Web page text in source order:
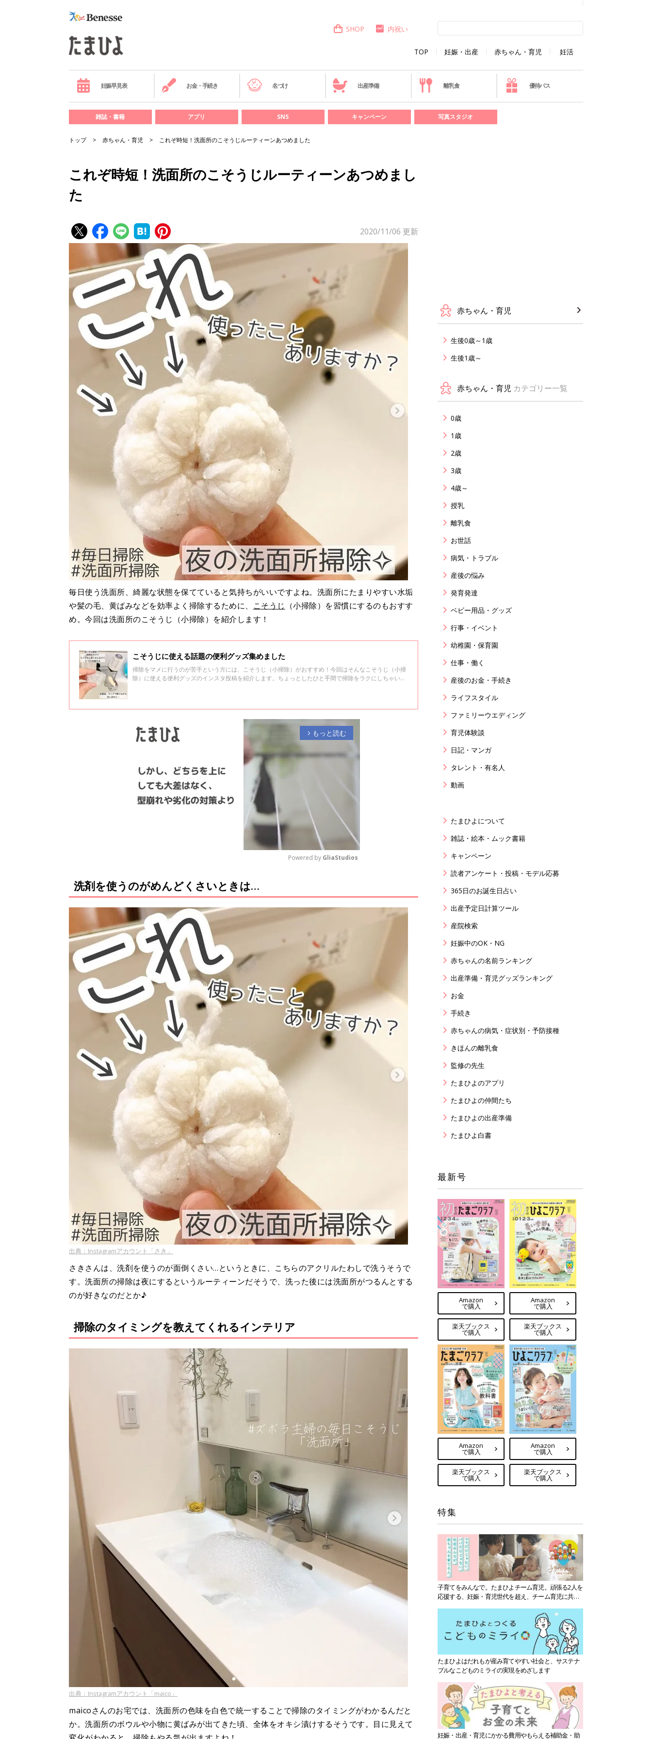
TOP 妊娠・出産 赤ちゃん・育児 妊活
SHOP 内祝い
妊娠早見表 お金・手続き 名づけ 出産準備 離乳食 優待パス
雑誌・書籍 アプリ SNS キャンペーン 写真スタジオ
トップ 赤ちゃん・育児 これぞ時短！洗面所のこそうじルーティーンあつめました
これぞ時短！洗面所のこそうじルーティーンあつめまし
た
2020/11/06 更新
毎日使う洗面所、綺麗な状態を保てていると気持ちがいいですよね。洗面所にたまりやすい水垢
や髪の毛、黄ばみなどを効率よく掃除するために、
こそうじ （小掃除）を習慣にするのもおすす
め。今回は洗面所のこそうじ（小掃除）を紹介します！
こそうじに使える話題の便利グッズ集めました
掃除をマメに行うのが苦手という方には、こそうじ（小掃除）がおすすめ！今回はそんなこそうじ（小掃
除）に使える便利グッズのインスタ投稿を紹介します。ちょっとしたひと手間で掃除をラクにしちゃいま
arrow_forward_ios もっと読む
u
t
Powered by GliaStudios
洗剤を使うのがめんどくさいときは…
出典：Instagramアカウント「さき」
さきさんは、洗剤を使うのが面倒くさい…というときに、こちらのアクリルたわしで洗うそうで
す。洗面所の掃除は夜にするというルーティーンだそうで、洗った後には洗面所がつるんとする
のが好きなのだとか♪
掃除のタイミングを教えてくれるインテリア
出典：Instagramアカウント「maico」
maicoさんのお宅では、洗面所の色味を白色で統一することで掃除のタイミングがわかるんだと
か。洗面所のボウルや小物に黄ばみが出てきた頃、全体をオキシ漬けするそうです。目に見えて
赤ちゃん・育児
生後0歳～1歳
生後1歳～
赤ちゃん・育児 カテゴリー一覧
0歳
1歳
2歳
3歳
4歳～
授乳
離乳食
お世話
病気・トラブル
産後の悩み
発育発達
ベビー用品・グッズ
行事・イベント
幼稚園・保育園
仕事・働く
産後のお金・手続き
ライフスタイル
ファミリーウエディング
育児体験談
日記・マンガ
タレント・有名人
動画
たまひよについて
雑誌・絵本・ムック書籍
キャンペーン
読者アンケート・投稿・モデル応募
365日のお誕生日占い
出産予定日計算ツール
産院検索
妊娠中のOK・NG
赤ちゃんの名前ランキング
出産準備・育児グッズランキング
お金
手続き
赤ちゃんの病気・症状別・予防接種
きほんの離乳食
監修の先生
たまひよのアプリ
たまひよの仲間たち
たまひよの出産準備
たまひよ白書
最新号
Amazon
で購入
楽天ブックス
で購入
Amazon
で購入
楽天ブックス
で購入
Amazon
で購入
楽天ブックス
で購入
Amazon
で購入
楽天ブックス
で購入
特集
子育てをみんなで。たまひよチーム育児。頑張る2人を
応援する、妊娠・育児世代を超え、チーム育児に共感
たまひよはだれもが産み育てやすい社会と、サステナ
ブルなこどものミライの実現をめざします
妊娠・出産・育児にかかる費用やもらえる補助金・助